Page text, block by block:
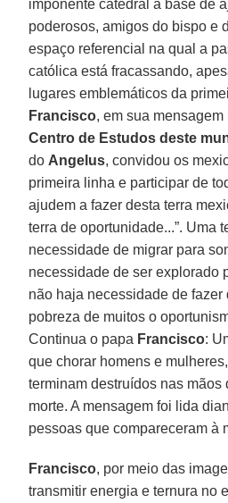
imponente catedral a base de
poderosos, amigos do bispo e
espaço referencial na qual a
católica está fracassando,
lugares emblemáticos da
Francisco, em sua
Centro de Estudos deste
do Angelus, convidou os
primeira linha e participar de
ajudem a fazer desta terra
terra de oportunidade...”. Uma
necessidade de migrar para
necessidade de ser explorado
não haja necessidade de fazer
pobreza de muitos o
Continua o papa Francisco:
que chorar homens e
terminam destruídos nas mãos
morte. A mensagem foi lida
pessoas que compareceram à
Francisco, por meio das
transmitir energia e ternura no